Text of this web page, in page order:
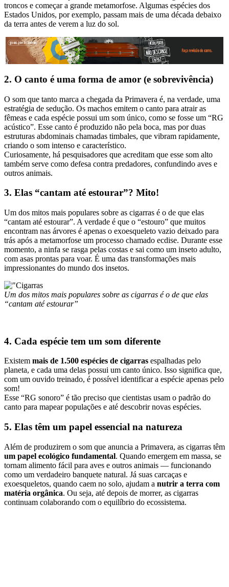
troncos e começar a grande metamorfose. Algumas espécies dos
Estados Unidos, por exemplo, passam mais de uma década debaixo
da terra antes de verem a luz do sol.
2. O canto é uma forma de amor (e sobrevivência)
O som que tanto marca a chegada da Primavera é, na verdade, uma
estratégia de sedução. Os machos emitem o canto para atrair as
fêmeas e cada espécie possui um som único, como se fosse um “RG
acústico”. Esse canto é produzido não pela boca, mas por duas
estruturas abdominais chamadas timbales, que vibram rapidamente,
criando o som intenso e característico.
Curiosamente, há pesquisadores que acreditam que esse som alto
também serve como defesa contra predadores, confundindo aves e
outros animais.
3. Elas “cantam até estourar”? Mito!
Um dos mitos mais populares sobre as cigarras é o de que elas
“cantam até estourar”. A verdade é que o “estouro” que muitos
encontram nas árvores é apenas o exoesqueleto vazio deixado para
trás após a metamorfose um processo chamado ecdise. Durante esse
momento, a ninfa se rasga pelas costas e sai como um inseto adulto,
com asas prontas para voar. É uma das transformações mais
impressionantes do mundo dos insetos.
Um dos mitos mais populares sobre as cigarras é o de que elas
“cantam até estourar”
4. Cada espécie tem um som diferente
Existem mais de 1.500 espécies de cigarras espalhadas pelo
planeta, e cada uma delas possui um canto único. Isso significa que,
com um ouvido treinado, é possível identificar a espécie apenas pelo
som!
Esse “RG sonoro” é tão preciso que cientistas usam o padrão do
canto para mapear populações e até descobrir novas espécies.
5. Elas têm um papel essencial na natureza
Além de produzirem o som que anuncia a Primavera, as cigarras têm
um papel ecológico fundamental. Quando emergem em massa, se
tornam alimento fácil para aves e outros animais — funcionando
como um verdadeiro banquete natural. Já suas carcaças e
exoesqueletos, quando caem no solo, ajudam a nutrir a terra com
matéria orgânica. Ou seja, até depois de morrer, as cigarras
continuam colaborando com o equilíbrio do ecossistema.